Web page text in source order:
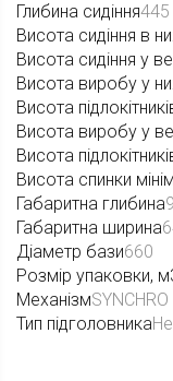
Глибина сидіння445
Висота сидіння в
Висота сидіння у
Висота виробу у
Висота
Висота виробу у
Висота
Висота спинки
Габаритна глибина
Габаритна ширина
Діаметр бази660
Розмір упаковки,
Механізм
Тип підголовника